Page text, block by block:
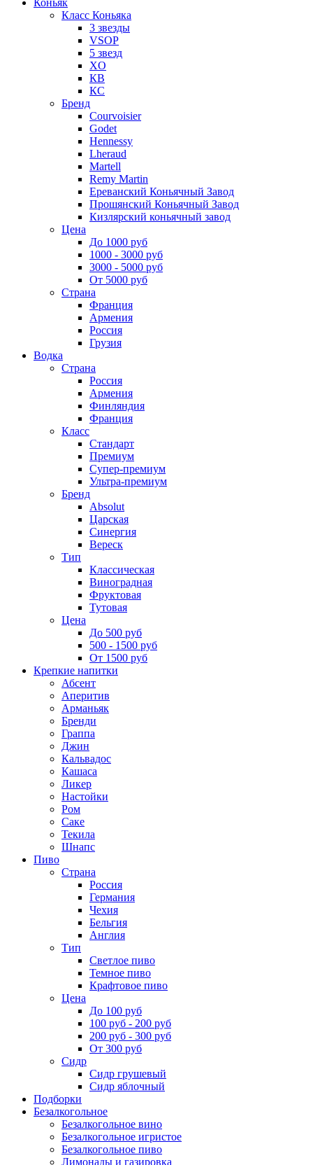
Класс Коньяка
3 звезды
VSOP
5 звезд
XO
КВ
КС
Бренд
Courvoisier
Godet
Hennessy
Lheraud
Martell
Remy Martin
Ереванский Коньячный Завод
Прошянский Коньячный Завод
Кизлярский коньячный завод
Цена
До 1000 руб
1000 - 3000 руб
3000 - 5000 руб
От 5000 руб
Страна
Франция
Армения
Россия
Грузия
Водка
Страна
Россия
Армения
Финляндия
Франция
Класс
Стандарт
Премиум
Супер-премиум
Ультра-премиум
Бренд
Absolut
Царская
Синергия
Вереск
Тип
Классическая
Виноградная
Фруктовая
Тутовая
Цена
До 500 руб
500 - 1500 руб
От 1500 руб
Крепкие напитки
Абсент
Аперитив
Арманьяк
Бренди
Граппа
Джин
Кальвадос
Кашаса
Ликер
Настойки
Ром
Саке
Текила
Шнапс
Пиво
Страна
Россия
Германия
Чехия
Бельгия
Англия
Тип
Светлое пиво
Темное пиво
Крафтовое пиво
Цена
До 100 руб
100 руб - 200 руб
200 руб - 300 руб
От 300 руб
Сидр
Сидр грушевый
Сидр яблочный
Подборки
Безалкогольное
Безалкогольное вино
Безалкогольное игристое
Безалкогольное пиво
Лимонады и газировка